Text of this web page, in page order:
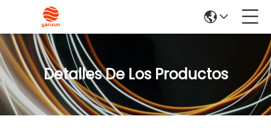
Detalles De Los Productos